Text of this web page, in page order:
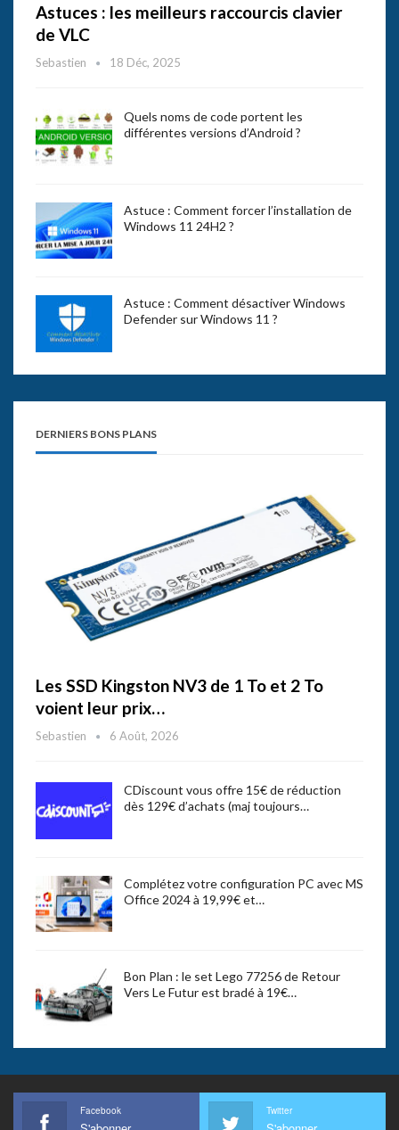
Astuces : les meilleurs raccourcis clavier
de VLC
Sebastien 18 Déc, 2025
Quels noms de code portent les
différentes versions d’Android ?
Astuce : Comment forcer l’installation de
Windows 11 24H2 ?
Astuce : Comment désactiver Windows
Defender sur Windows 11 ?
DERNIERS BONS PLANS
Les SSD Kingston NV3 de 1 To et 2 To
voient leur prix…
Sebastien 6 Août, 2026
CDiscount vous offre 15€ de réduction
dès 129€ d’achats (maj toujours…
Complétez votre configuration PC avec MS
Office 2024 à 19,99€ et…
Bon Plan : le set Lego 77256 de Retour
Vers Le Futur est bradé à 19€…
Facebook Twitter